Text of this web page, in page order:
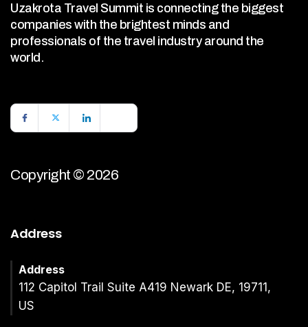
Uzakrota Travel Summit is connecting the biggest
companies with the brightest minds and
professionals of the travel industry around the
world.
Copyright © 2026
Address
Address
112 Capitol Trail Suite A419 Newark DE, 19711,
US